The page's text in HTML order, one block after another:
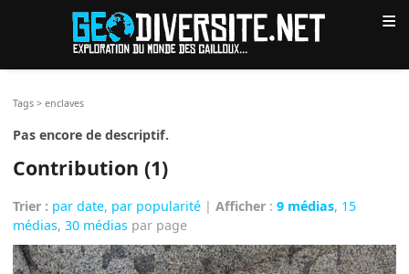
≡
Tags >enclaves
Pas encore de descriptif.
Contribution (1)
Trier : par date, par popularité |Afficher :9 médias, 15
médias,30 médias par page